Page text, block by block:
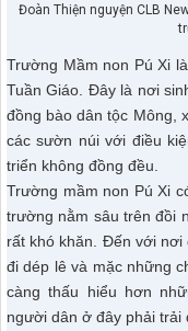
Đoàn Thiện nguyện CLB
Trường Mầm non Pú Xi
Tuần Giáo. Đây là nơi
đồng bào dân tộc Mông,
các sườn núi với điều
triển không đồng đều.
Trường mầm non Pú Xi
trường nằm sâu trên đồi
rất khó khăn. Đến với nơi
đi dép lê và mặc những
càng thấu hiểu hơn
người dân ở đây phải trải